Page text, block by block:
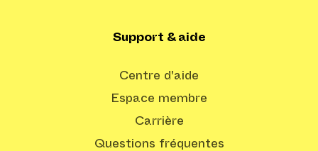
Support & aide
Centre d'aide
Espace membre
Carrière
Questions fréquentes